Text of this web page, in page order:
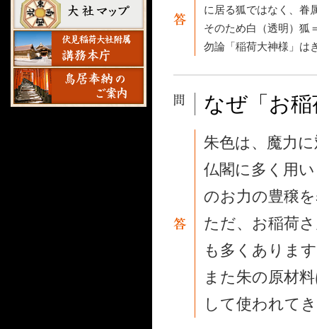
に居る狐ではなく、眷
そのため白（透明）狐
勿論「稲荷大神様」は
なぜ「お
朱色は、魔力
仏閣に多く用
のお力の豊穣
ただ、お稲荷
も多くありま
また朱の原材
して使われて